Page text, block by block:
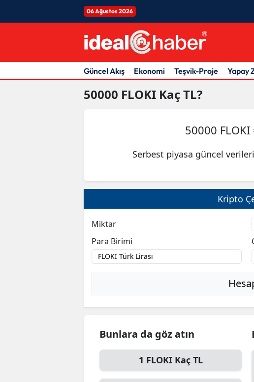
06 Ağustos 2026
Güncel Akış Ekonomi Teşvik-Proje Yapay
50000 FLOKI Kaç TL?
50000
Serbest piyasa güncel
Kripto
Miktar
Para Birimi
Bunlara da göz atın
1 FLOKI Kaç TL